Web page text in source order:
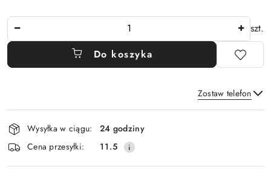
szt.
Do koszyka
Zostaw telefon
Wyślij
Dostępność
i
dostawa
Wysyłka w ciągu:
24 godziny
Cena przesyłki:
11.5